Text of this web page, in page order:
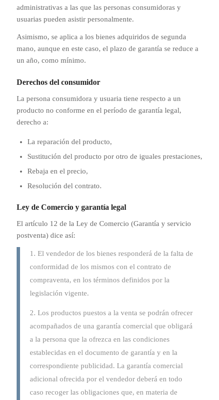
administrativas a las que las personas consumidoras y
usuarias pueden asistir personalmente.
Asimismo, se aplica a los bienes adquiridos de segunda
mano, aunque en este caso, el plazo de garantía se reduce a
un año, como mínimo.
Derechos del consumidor
La persona consumidora y usuaria tiene respecto a un
producto no conforme en el período de garantía legal,
derecho a:
La reparación del producto,
Sustitución del producto por otro de iguales prestaciones,
Rebaja en el precio,
Resolución del contrato.
Ley de Comercio y garantía legal
El artículo 12 de la Ley de Comercio (Garantía y servicio
postventa) dice así:
1. El vendedor de los bienes responderá de la falta de
conformidad de los mismos con el contrato de
compraventa, en los términos definidos por la
legislación vigente.
2. Los productos puestos a la venta se podrán ofrecer
acompañados de una garantía comercial que obligará
a la persona que la ofrezca en las condiciones
establecidas en el documento de garantía y en la
correspondiente publicidad. La garantía comercial
adicional ofrecida por el vendedor deberá en todo
caso recoger las obligaciones que, en materia de